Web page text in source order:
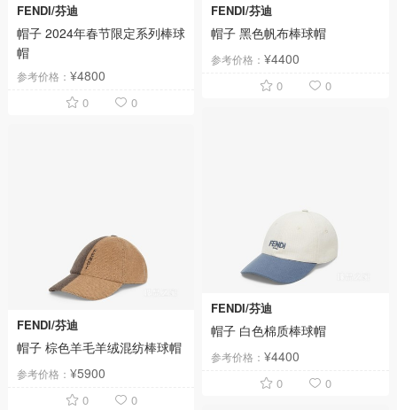
FENDI/芬迪
帽子 2024年春节限定系列棒球
帽
参考价格： ¥4800
0 0
FENDI/芬迪
帽子 黑色帆布棒球帽
参考价格：¥4400
0 0
FENDI/芬迪
帽子 白色棉质棒球帽
参考价格：¥4400
0 0
FENDI/芬迪
帽子 棕色羊毛羊绒混纺棒球帽
参考价格： ¥5900
0 0